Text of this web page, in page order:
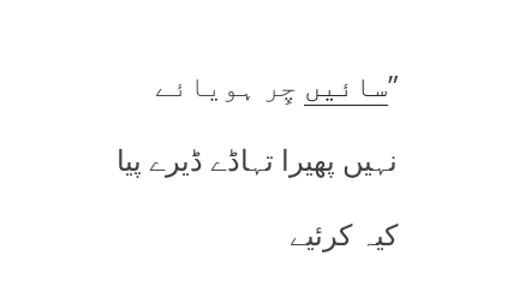
”سائیں چِر ہویائے
نہیں پھیرا تہاڈے ڈیرے پیا
کیہ کرئیے